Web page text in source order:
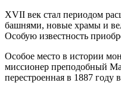
XVII век стал периодом
башнями, новые храмы и
Особую известность
Особое место в истории
миссионер преподобный
перестроенная в 1887 году